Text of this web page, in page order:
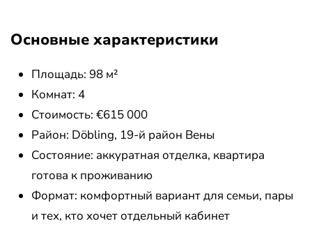
Основные характеристики
Площадь: 98 м²
Комнат: 4
Стоимость: €615 000
Район: Döbling, 19-й район Вены
Состояние: аккуратная отделка, квартира
готова к проживанию
Формат: комфортный вариант для семьи, пары
и тех, кто хочет отдельный кабинет